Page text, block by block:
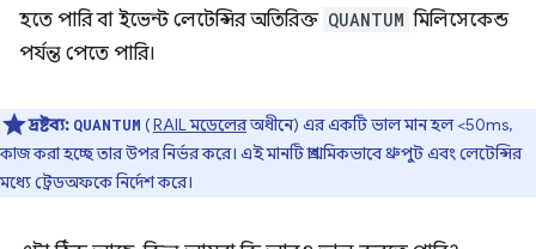
হতে পারি বা ইভেন্ট লেটেন্সির অতিরিক্ত QUANTUM মিলিসেকেন্ড
পর্যন্ত পেতে পারি।
দ্রষ্টব্য: QUANTUM (RAIL মডেলেরঅধীনে) এর একটি ভাল মান হল <50ms,
কাজ করা হচ্ছে তার উপর নির্ভর করে। এই মানটি প্রাথমিকভাবে থ্রুপুট এবং লেটেন্সির
মধ্যে ট্রেডঅফকে নির্দেশ করে।